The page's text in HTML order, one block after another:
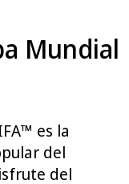
Mundial
es la
del
del